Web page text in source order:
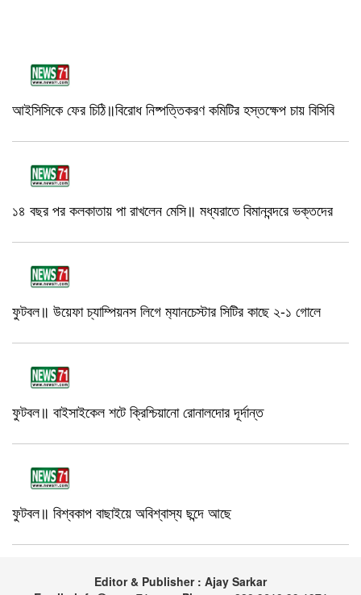
আইসিসিকে ফের চিঠি॥বিরোধ নিষ্পত্তিকরণ কমিটির হস্তক্ষেপ চায় বিসিবি
১৪ বছর পর কলকাতায় পা রাখলেন মেসি॥ মধ্যরাতে বিমানবন্দরে ভক্তদের
ফুটবল॥ উয়েফা চ্যাম্পিয়নস লিগে ম‍্যানচেস্টার সিটির কাছে ২-১ গোলে
ফুটবল॥ বাইসাইকেল শটে ক্রিশ্চিয়ানো রোনালদোর দূর্দান্ত
ফুটবল॥ বিশ্বকাপ বাছাইয়ে অবিশ্বাস্য ছন্দে আছে
Editor & Publisher : Ajay Sarkar